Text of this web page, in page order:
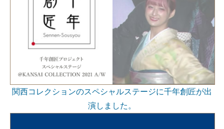
関西コレクションのスペシャルステージに千年創匠が出
演しました。